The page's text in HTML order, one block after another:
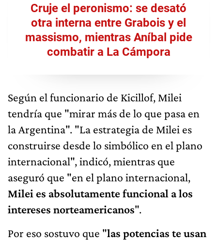
Cruje el peronismo: se desató
otra interna entre Grabois y el
massismo, mientras Aníbal pide
combatir a La Cámpora
Según el funcionario de Kicillof, Milei
tendría que "mirar más de lo que pasa en
la Argentina". "La estrategia de Milei es
construirse desde lo simbólico en el plano
internacional", indicó, mientras que
aseguró que "en el plano internacional,
Milei es absolutamente funcional a los
intereses norteamericanos".
Por eso sostuvo que "las potencias te usan